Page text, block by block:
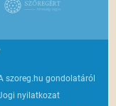
szoreg.hu gondolatáról
nyilatkozat